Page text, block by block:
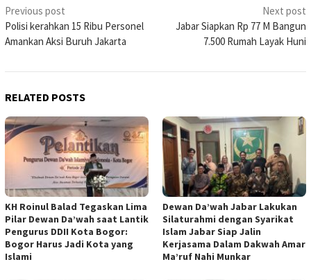
Post
navigation
Previous post
Polisi kerahkan 15 Ribu Personel
Amankan Aksi Buruh Jakarta
Next post
Jabar Siapkan Rp 77 M Bangun
7.500 Rumah Layak Huni
RELATED POSTS
KH Roinul Balad Tegaskan Lima
Pilar Dewan Da’wah saat Lantik
Pengurus DDII Kota Bogor:
Bogor Harus Jadi Kota yang
Islami
Dewan Da’wah Jabar Lakukan
Silaturahmi dengan Syarikat
Islam Jabar Siap Jalin
Kerjasama Dalam Dakwah Amar
Ma’ruf Nahi Munkar